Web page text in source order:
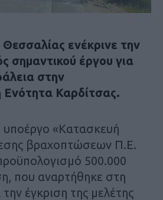
ενέκρινε την
σημαντικού έργου για
στην
Ενότητα Καρδίτσας.
υποέργο «Κατασκευή
βραχοπτώσεων Π.Ε.
500.000
που αναρτήθηκε στη
έγκριση της μελέτης